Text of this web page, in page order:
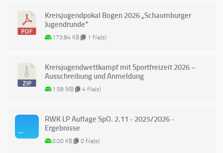
Kreisjugendpokal Bogen 2026 „Schaumburger
Jugendrunde“
173.84 KB 1 file(s)
Kreisjugendwettkampf mit Sportfreizeit 2026 –
Ausschreibung und Anmeldung
1.58 MB 4 file(s)
RWK LP Auflage SpO. 2.11 - 2025/2026 -
Ergebnisse
0.00 KB 0 file(s)